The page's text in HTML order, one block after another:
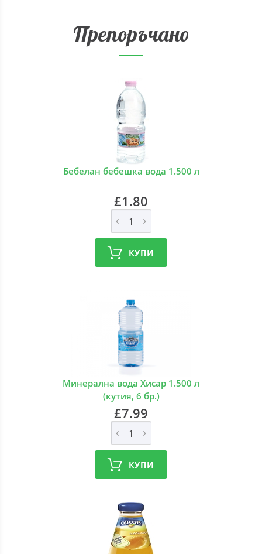
Препоръчано
Бебелан бебешка вода 1.500 л
£1.80
КУПИ
Минерална вода Хисар 1.500 л
(кутия, 6 бр.)
£7.99
КУПИ